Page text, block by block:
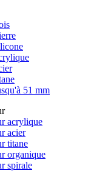
51 mm
acrylique
acier
titane
organique
spirale